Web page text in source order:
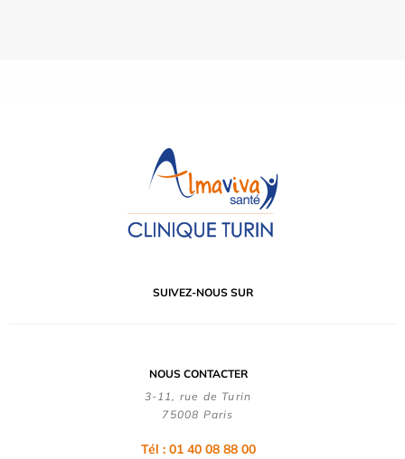
SUIVEZ-NOUS SUR
NOUS CONTACTER
3-11, rue de Turin
75008 Paris
Tél : 01 40 08 88 00